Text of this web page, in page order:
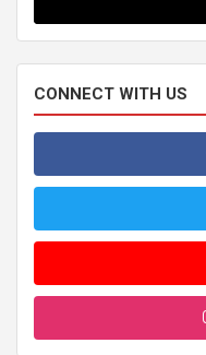
CONNECT WITH US